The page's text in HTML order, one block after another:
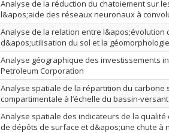
Analyse de la réduction du chatoiement sur
l&apos;aide des réseaux neuronaux à
Analyse de la relation entre l&apos;évolution
d&apos;utilisation du sol et la
Analyse géographique des investissements
Petroleum Corporation
Analyse spatiale de la répartition du
compartimentale à l’échelle du bassin-
Analyse spatiale des indicateurs de la
de dépôts de surface et d&apos;une chute à